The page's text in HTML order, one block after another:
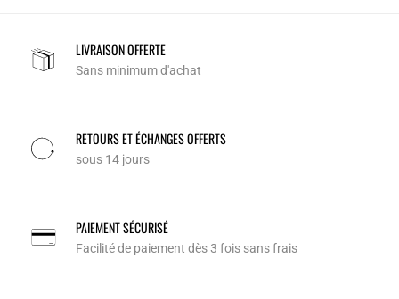
LIVRAISON OFFERTE
Sans minimum d'achat
RETOURS ET ÉCHANGES OFFERTS
sous 14 jours
PAIEMENT SÉCURISÉ
Facilité de paiement dès 3 fois sans frais